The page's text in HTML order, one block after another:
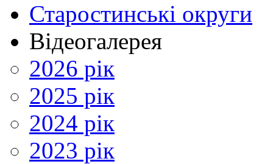
Старостинські округи
Відеогалерея
2026 рік
2025 рік
2024 рік
2023 рік